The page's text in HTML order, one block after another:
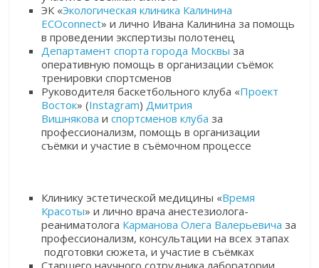
ЭК «Экологическая клиника Калинина
ECOconnect» и лично Ивана Калинина за помощь
в проведении экспертизы полотенец
Департамент спорта города Москвы за
оперативную помощь в организации съёмок
тренировки спортсменов
Руководителя баскетбольного клуба «Проект
Восток» (Instagram) Дмитрия
Вишнякова испортсменов клуба за
профессионализм, помощь в организации
съёмки и участие в съёмочном процессе
Клинику эстетической медицины «Время
Красоты» и лично врача анестезиолога-
реаниматолога Карманова Олега Валерьевича за
профессионализм, консультации на всех этапах
подготовки сюжета, и участие в съёмках
Старшего научного сотрудника лаборатории